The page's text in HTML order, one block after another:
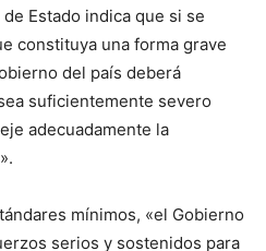
Estado indica que si se
constituya una forma grave
del país deberá
suficientemente severo
adecuadamente la
mínimos, «el Gobierno
serios y sostenidos para